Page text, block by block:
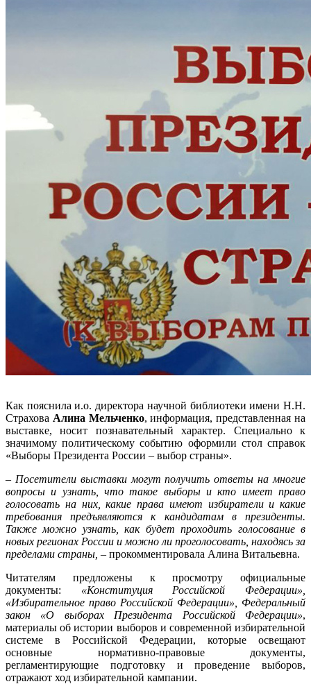
Как пояснила и.о. директора научной библиотеки имени Н.Н.
Страхова Алина Мельченко, информация, представленная на
выставке, носит познавательный характер. Специально к
значимому политическому событию оформили стол справок
«Выборы Президента России – выбор страны».
– Посетители выставки могут получить ответы на многие
вопросы и узнать, что такое выборы и кто имеет право
голосовать на них, какие права имеют избиратели и какие
требования предъявляются к кандидатам в президенты.
Также можно узнать, как будет проходить голосование в
новых регионах России и можно ли проголосовать, находясь за
пределами страны, – прокомментировала Алина Витальевна.
Читателям предложены к просмотру официальные
документы: «Конституция Российской Федерации»,
«Избирательное право Российской Федерации», Федеральный
закон «О выборах Президента Российской Федерации»,
материалы об истории выборов и современной избирательной
системе в Российской Федерации, которые освещают
основные нормативно-правовые документы,
регламентирующие подготовку и проведение выборов,
отражают ход избирательной кампании.